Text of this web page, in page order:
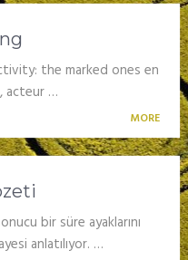
the marked ones en
acteur …
MORE
bir süre ayaklarını
anlatılıyor. …